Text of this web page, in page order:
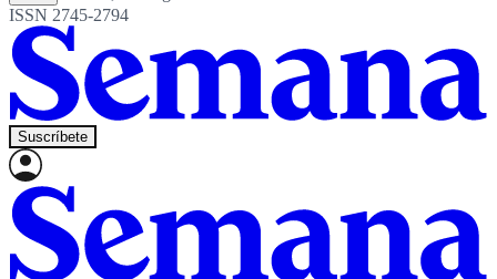
ISSN 2745-2794
Suscríbete